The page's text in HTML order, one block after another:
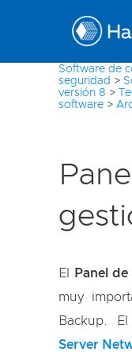
Software de
seguridad >
versión 8 >
software >
El Panel
muy
Backup.
Server